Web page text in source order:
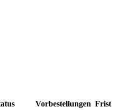
Vorbestellungen Frist